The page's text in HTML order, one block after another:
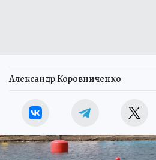
Александр Коровниченко